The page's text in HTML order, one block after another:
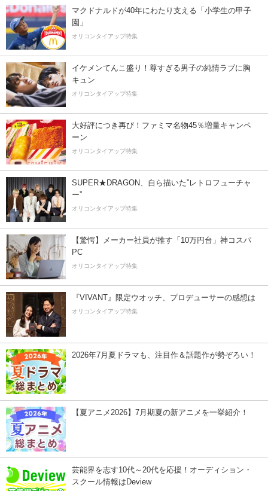
マクドナルドが40年にわたり支える「小学生の甲子
園」
オリコンタイアップ特集
イケメンてんこ盛り！尊すぎる男子の純情ラブに胸
キュン
オリコンタイアップ特集
大好評につき再び！ファミマ名物45％増量キャンペ
ーン
オリコンタイアップ特集
SUPER★DRAGON、自ら描いた”レトロフューチャ
ー”
オリコンタイアップ特集
【驚愕】メーカー社員が推す「10万円台」神コスパ
PC
オリコンタイアップ特集
『VIVANT』限定ウオッチ、プロデューサーの感想は
オリコンタイアップ特集
2026年7月夏ドラマも、注目作＆話題作が勢ぞろい！
【夏アニメ2026】7月期夏の新アニメを一挙紹介！
芸能界を志す10代～20代を応援！オーディション・
スクール情報はDeview